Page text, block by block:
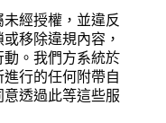
經授權，並違反
移除違規內容，
。我們方系統於
行的任何附帶自
透過此等這些服